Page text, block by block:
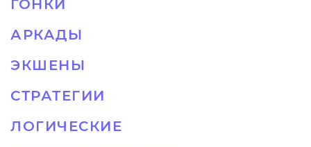
ГОНКИ
АРКАДЫ
ЭКШЕНЫ
СТРАТЕГИИ
ЛОГИЧЕСКИЕ